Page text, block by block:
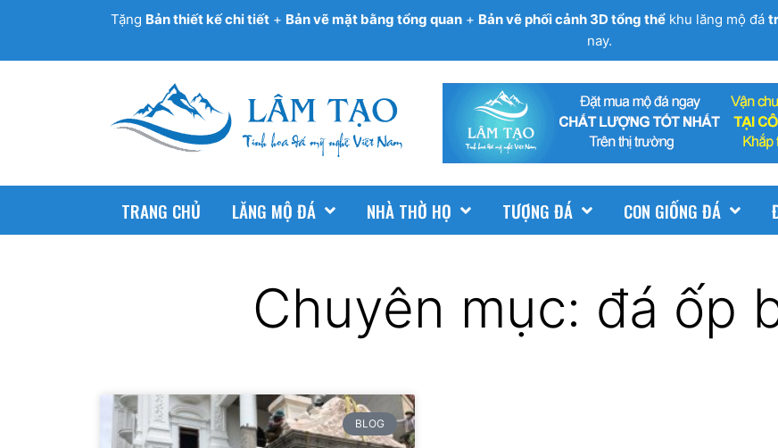
Tặng Bản thiết kế chi tiết+ Bản vẽ mặt bằng tổng quan+ Bản vẽ phối cảnh 3D tổng thểkhu lăng mộ đá
nay.
TRANG CHỦ LĂNG MỘ ĐÁ NHÀ THỜ HỌ TƯỢNG ĐÁ CON GIỐNG ĐÁ
Chuyên mục: đá ốp
BLOG